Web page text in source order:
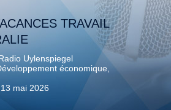
TRAVAIL
Uylenspiegel
économique,
13 mai 2026